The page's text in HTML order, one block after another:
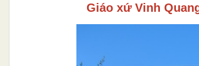
Giáo xứ Vinh